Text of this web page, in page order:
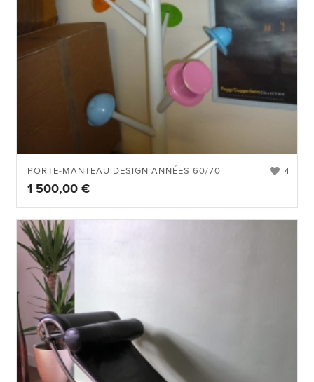
4
PORTE-MANTEAU DESIGN ANNÉES 60/70
1 500,00 €